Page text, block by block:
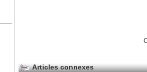
Articles connexes